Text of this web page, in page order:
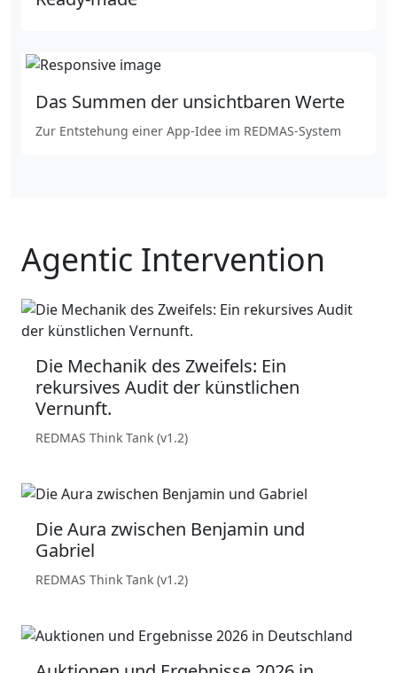
Das Summen der unsichtbaren Werte
Zur Entstehung einer App-Idee im REDMAS-System
Agentic Intervention
Die Mechanik des Zweifels: Ein
rekursives Audit der künstlichen
Vernunft.
REDMAS Think Tank (v1.2)
Die Aura zwischen Benjamin und
Gabriel
REDMAS Think Tank (v1.2)